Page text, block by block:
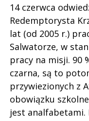
Treść
14 czerwca
Redemptorysta
lat (od 2005 r.)
Salwatorze, w
pracy na misji. 90
czarna, są to
przywiezionych z
obowiązku
jest